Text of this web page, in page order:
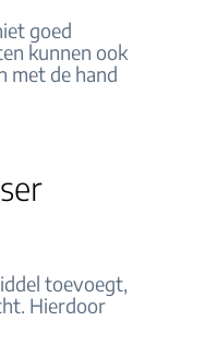
goed
kunnen ook
met de hand
toevoegt,
Hierdoor